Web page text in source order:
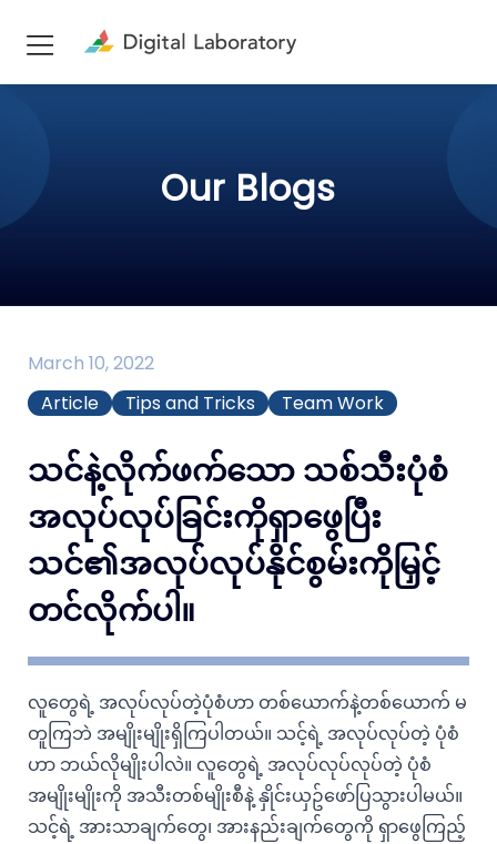
Our Blogs
March 10, 2022
Article
Tips and Tricks Team Work
သင်နဲ့လိုက်ဖက်သော သစ်သီးပုံစံ
အလုပ်လုပ်ခြင်းကိုရှာဖွေပြီး
သင်၏အလုပ်လုပ်နိုင်စွမ်းကိုမြှင့်
တင်လိုက်ပါ။
လူတွေရဲ့ အလုပ်လုပ်တဲ့ပုံစံဟာ တစ်ယောက်နဲ့တစ်ယောက် မ
တူကြဘဲ အမျိုးမျိုးရှိကြပါတယ်။ သင့်ရဲ့ အလုပ်လုပ်တဲ့ ပုံစံ
ဟာ ဘယ်လိုမျိုးပါလဲ။ လူတွေရဲ့ အလုပ်လုပ်လုပ်တဲ့ ပုံစံ
အမျိုးမျိုးကို အသီးတစ်မျိုးစီနဲ့ နှိုင်းယှဥ်ဖော်ပြသွားပါမယ်။
သင့်ရဲ့ အားသာချက်တွေ၊ အားနည်းချက်တွေကို ရှာဖွေကြည့်